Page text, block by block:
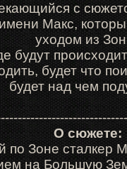
с
Макс,
уходом из
будут
будет что
будет над чем
О сюжете:
по Зоне сталкер
на Большую